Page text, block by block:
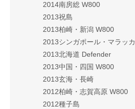
2014南房総 W800
2013祝島
2013柏崎・新潟 W800
2013シンガポール・マラッカ
2013北海道 Defender
2013中国・四国 W800
2013玄海・長崎
2012柏崎・志賀高原 W800
2012種子島